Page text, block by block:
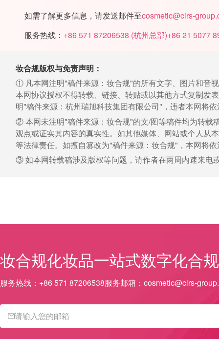
如需了解更多信息，请发送邮件至cosmetic@cirs-
服务热线： +86 571 87206538 (杭州总部)+86 21 5077
妆合规版权与免责声明：
① 凡本网注明"稿件来源：妆合规"的所有文字、图片和音
本网协议授权不得转载、链接、转贴或以其他方式复制发
明"稿件来源：杭州瑞旭科技集团有限公司"，违者本网将
② 本网未注明"稿件来源：妆合规"的文/图等稿件均为转载
观点或证实其内容的真实性。如其他媒体、网站或个人从
等法律责任。如擅自篡改为"稿件来源：妆合规"，本网将
③ 如本网转载稿涉及版权等问题，请作者在两周内速来电
妆合规化妆品一站式数字化合
服务热线： +86 571 87206538服务邮箱： cosmetic@cirs-